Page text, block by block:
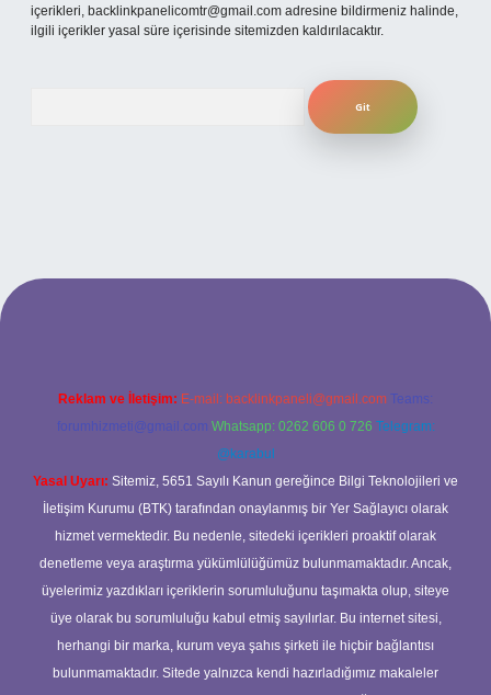
içerikleri, backlinkpanelicomtr@gmail.com adresine bildirmeniz halinde,
ilgili içerikler yasal süre içerisinde sitemizden kaldırılacaktır.
giriş
Reklam ve İletişim: E-mail: backlinkpaneli@gmail.com Teams:
forumhizmeti@gmail.com Whatsapp: 0262 606 0 726 Telegram:
@karabul
Yasal Uyarı: Sitemiz, 5651 Sayılı Kanun gereğince Bilgi Teknolojileri ve
İletişim Kurumu (BTK) tarafından onaylanmış bir Yer Sağlayıcı olarak
hizmet vermektedir. Bu nedenle, sitedeki içerikleri proaktif olarak
denetleme veya araştırma yükümlülüğümüz bulunmamaktadır. Ancak,
üyelerimiz yazdıkları içeriklerin sorumluluğunu taşımakta olup, siteye
üye olarak bu sorumluluğu kabul etmiş sayılırlar. Bu internet sitesi,
herhangi bir marka, kurum veya şahıs şirketi ile hiçbir bağlantısı
bulunmamaktadır. Sitede yalnızca kendi hazırladığımız makaleler